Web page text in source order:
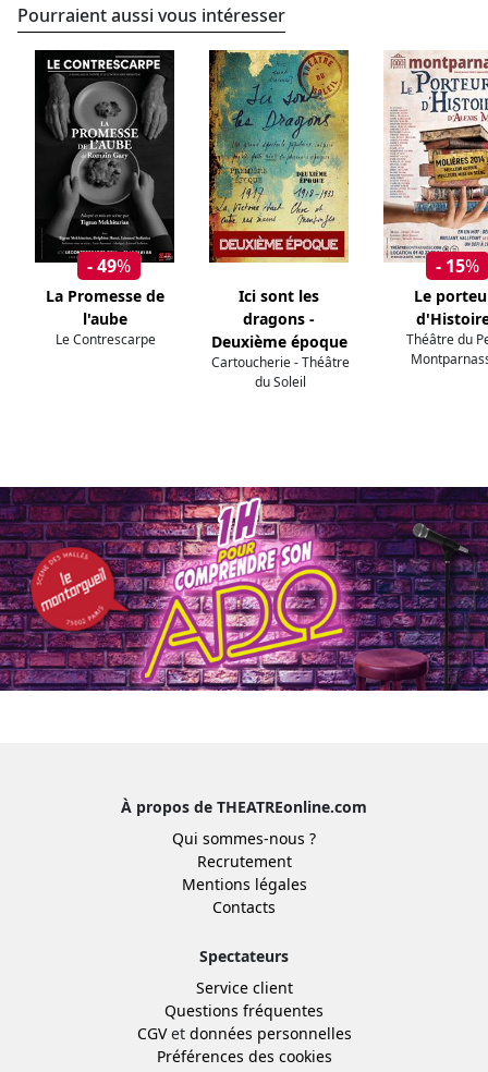
Pourraient aussi vous intéresser
- 49%
La Promesse de
l'aube
Le Contrescarpe
Ici sont les
dragons -
Deuxième époque
Cartoucherie - Théâtre
du Soleil
- 15%
Le
Théâtre du
À propos de THEATREonline.com
Qui sommes-nous ?
Recrutement
Mentions légales
Contacts
Spectateurs
Service client
Questions fréquentes
CGVet données personnelles
Préférences des cookies